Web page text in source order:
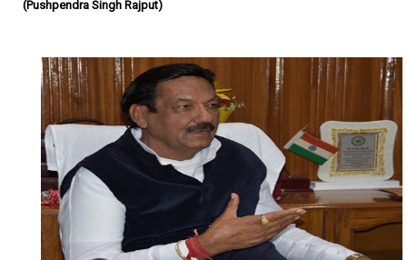
(Pushpendra Singh Rajput)